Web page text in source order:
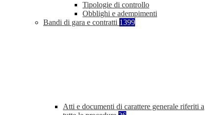
Tipologie di controllo
Obblighi e adempimenti
Bandi di gara e contratti 1399
Atti e documenti di carattere generale riferiti a